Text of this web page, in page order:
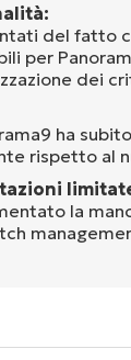
del fatto
per
dei
ha
rispetto al
la